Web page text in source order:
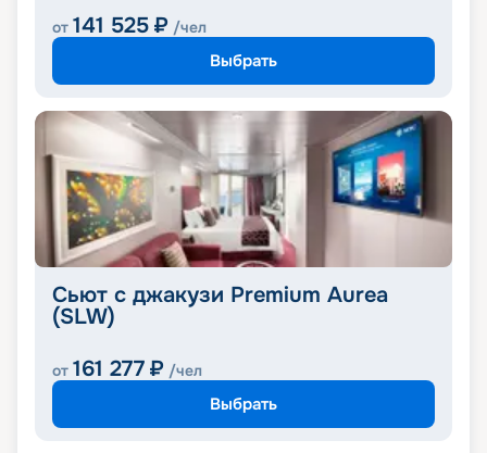
от 141 525 ₽ /чел
Выбрать
Сьют с джакузи Premium Aurea
(SLW)
от 161 277 ₽ /чел
Выбрать